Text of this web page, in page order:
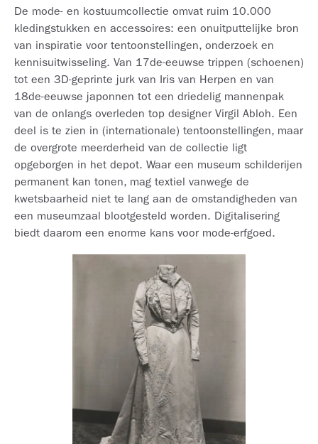
De mode- en kostuumcollectie omvat ruim 10.000
kledingstukken en accessoires: een onuitputtelijke bron
van inspiratie voor tentoonstellingen, onderzoek en
kennisuitwisseling. Van 17de-eeuwse trippen (schoenen)
tot een 3D-geprinte jurk van Iris van Herpen en van
18de-eeuwse japonnen tot een driedelig mannenpak
van de onlangs overleden top designer Virgil Abloh. Een
deel is te zien in (internationale) tentoonstellingen, maar
de overgrote meerderheid van de collectie ligt
opgeborgen in het depot. Waar een museum schilderijen
permanent kan tonen, mag textiel vanwege de
kwetsbaarheid niet te lang aan de omstandigheden van
een museumzaal blootgesteld worden. Digitalisering
biedt daarom een enorme kans voor mode-erfgoed.